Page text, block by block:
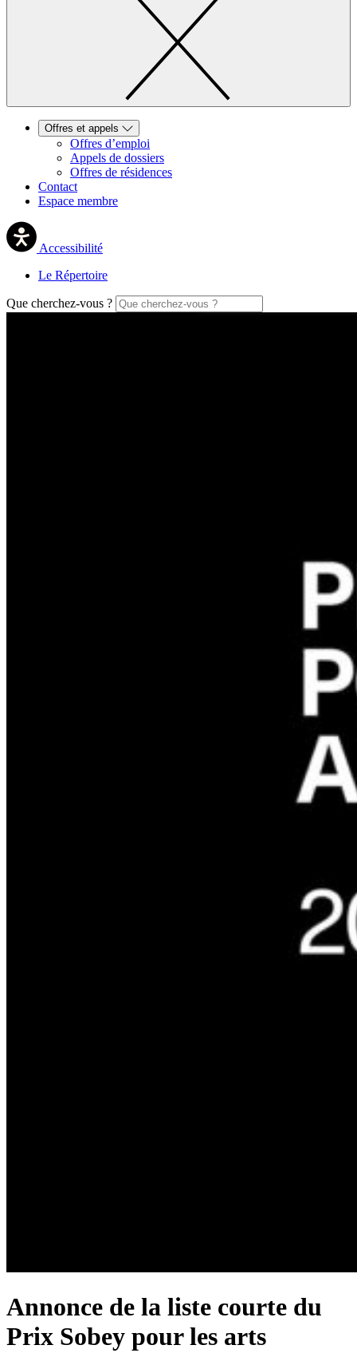
Offres et appels
Offres d’emploi
Appels de dossiers
Offres de résidences
Contact
Espace membre
Accessibilité
Le Répertoire
Que cherchez-vous ?
Annonce de la liste courte du
Prix Sobey pour les arts